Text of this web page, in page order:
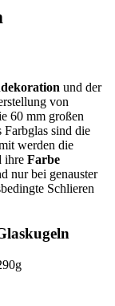
und der
von
60 mm großen
sind die
werden die
ihre Farbe
nur bei genauster
Schlieren